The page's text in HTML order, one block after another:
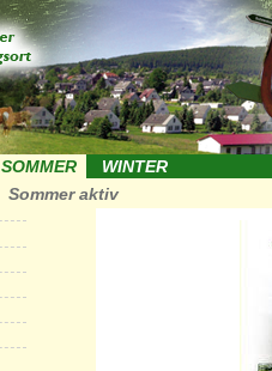
SOMMER WINTER
Sommer aktiv